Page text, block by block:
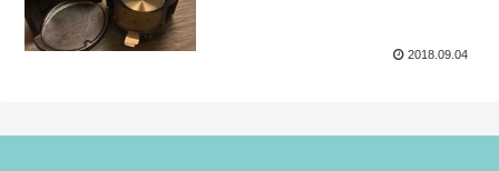
2018.09.04